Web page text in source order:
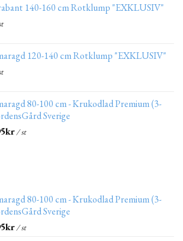
140-160 cm Rotklump "EXKLUSIV"
120-140 cm Rotklump "EXKLUSIV"
80-100 cm - Krukodlad Premium (3-
Sverige
kr/ st
80-100 cm - Krukodlad Premium (3-
Sverige
kr/ st